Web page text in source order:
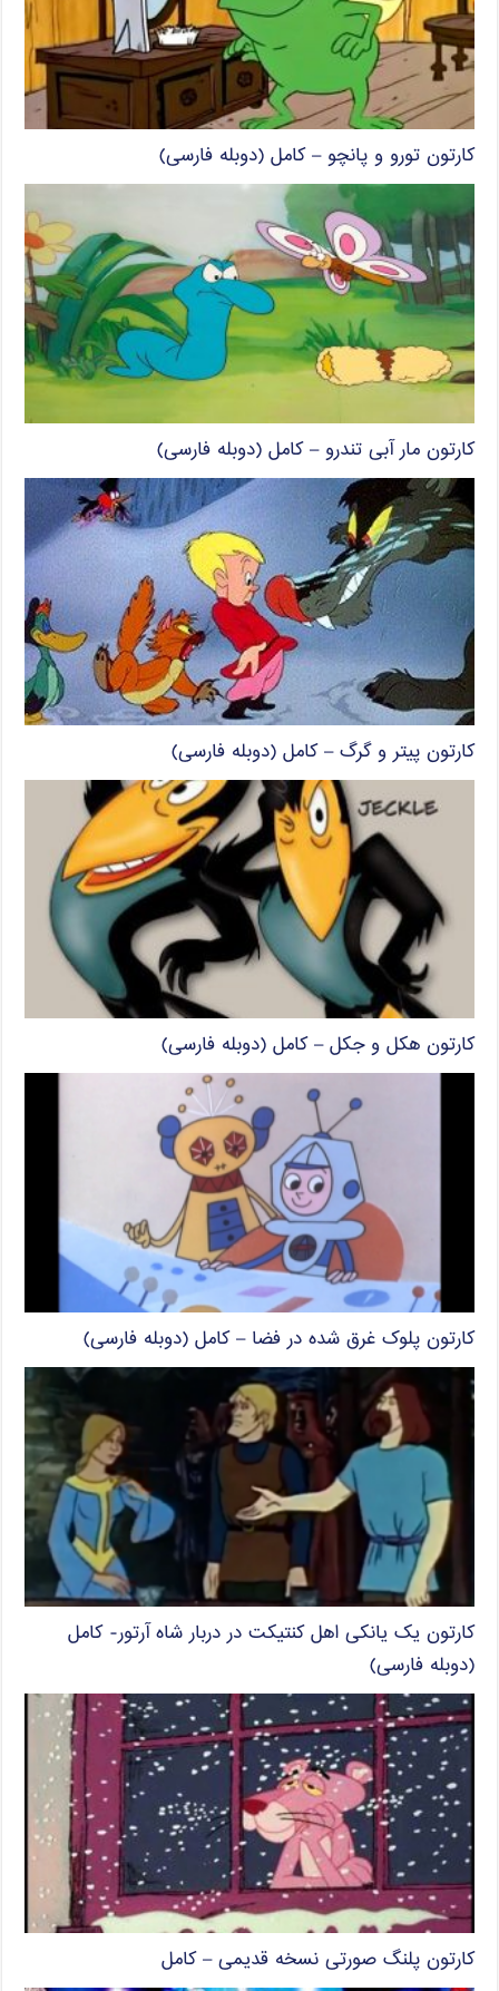
کارتون تورو و پانچو – کامل (دوبله فارسی)
کارتون مار آبی تندرو – کامل (دوبله فارسی)
کارتون پیتر و گرگ – کامل (دوبله فارسی)
کارتون هکل و جکل – کامل (دوبله فارسی)
کارتون پلوک غرق شده در فضا – کامل (دوبله فارسی)
کارتون یک یانکی اهل کنتیکت در دربار شاه آرتور- کامل
(دوبله فارسی)
کارتون پلنگ صورتی نسخه قدیمی – کامل